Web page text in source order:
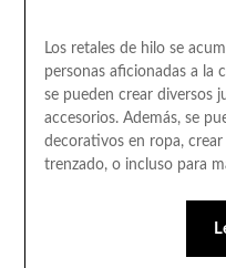
Los retales de hilo se
personas aficionadas a la
se pueden crear diversos
accesorios. Además, se
decorativos en ropa,
trenzado, o incluso para